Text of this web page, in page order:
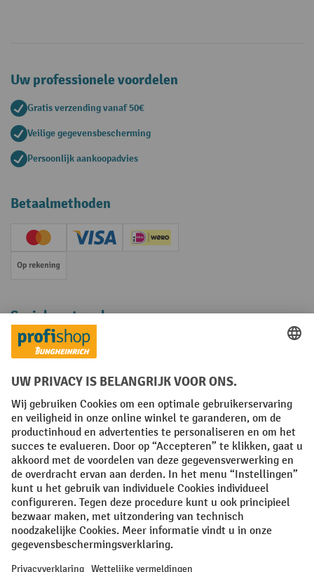
Uw professionele voordelen
Gratis verzending vanaf 50€
Veilige gegevensbescherming
Persoonlijk aankoopadvies
Betaalmethoden
Creditcard (Master)Creditcard (Visa)iDEAL | Wero
Op rekening
Sociale netwerken
Facebook
YouTube
LinkedInInstagram
Algemene leveringsvoorwaarden Copyright
Privacyverklaring Privacy Instellingen
All prices excl. VAT plusshipping costs and possible delivery charges,
if not stated otherwise.
¹ De korting is geldig zolang de voorraad strekt. De korting is niet van
toepassing op speciale prijzen. Een combinatie met andere
procentuele kortingen of vouchers is niet mogelijk. | ² De korting